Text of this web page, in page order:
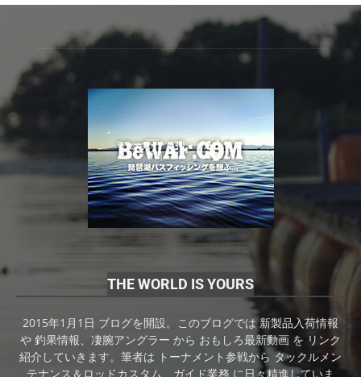
THE WORLD IS YOURS
2015年1月1日 ブログを開設。このブログでは 新製品入荷情報
や 釣果情報、凄腕アングラー から おもしろ最新動画 を リンク
紹介していきます。筆者は トーナメント参戦から タックルメン
テナンス＆ロッドカスタム、ガイド業務 に日々精進していま